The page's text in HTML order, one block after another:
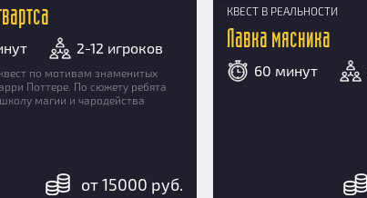
2-12 игроков
по мотивам знаменитых
Поттере. По сюжету ребята
магии и чародейства
от 15000 руб.
КВЕСТ В РЕАЛЬНОСТИ
Лавка мясника
60 минут